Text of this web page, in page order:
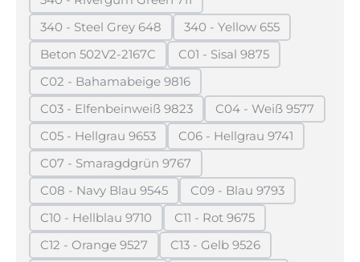
(Diese Option ist zurzeit nicht verfügbar.)
340 - Steel Grey 648
(Diese Option ist zurzeit nicht verfügbar.)
340 - Yellow 655
(Diese Option ist
Beton 502V2-2167C
(Diese Option ist zurzeit nicht verfügbar.)
C01 - Sisal 9875
(Diese Option ist zurzeit
C02 - Bahamabeige 9816
(Diese Option ist zurzeit nicht verfügbar.)
C03 - Elfenbeinweiß 9823
(Diese Option ist zurzeit nicht verfügbar.)
C04 - Weiß 9577
(Diese Option ist
C05 - Hellgrau 9653
(Diese Option ist zurzeit nicht verfügbar.)
C06 - Hellgrau 9741
(Diese Option ist
C07 - Smaragdgrün 9767
(Diese Option ist zurzeit nicht verfügbar.)
C08 - Navy Blau 9545
(Diese Option ist zurzeit nicht verfügbar.)
C09 - Blau 9793
(Diese Option ist
C10 - Hellblau 9710
(Diese Option ist zurzeit nicht verfügbar.)
C11 - Rot 9675
(Diese Option ist zurzeit
C12 - Orange 9527
(Diese Option ist zurzeit nicht verfügbar.)
C13 - Gelb 9526
(Diese Option ist zurzeit